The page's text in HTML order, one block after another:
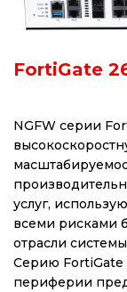
FortiGate
NGFW серии
услуг,
всеми рисками
отрасли
Серию FortiGate
периферии